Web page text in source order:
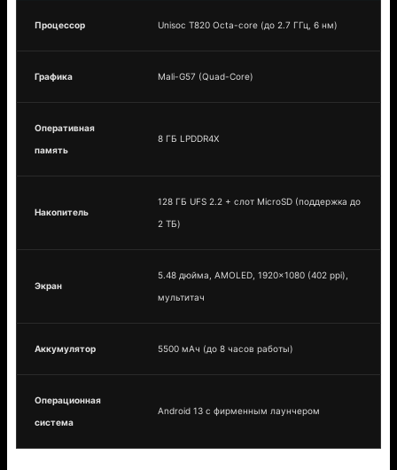
Процессор Unisoc T820 Octa-core (до 2.7 ГГц, 6 нм)
Графика Mali-G57 (Quad-Core)
Оперативная
память
8 ГБ LPDDR4X
Накопитель
128 ГБ UFS 2.2 + слот MicroSD (поддержка до
2 ТБ)
Экран
5.48 дюйма, AMOLED, 1920×1080 (402 ppi),
мультитач
Аккумулятор 5500 мАч (до 8 часов работы)
Операционная
система
Android 13 с фирменным лаунчером